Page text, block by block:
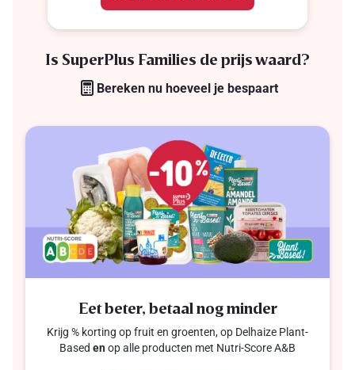
Is SuperPlus Families de prijs waard?
Bereken nu hoeveel je bespaart
Eet beter, betaal nog minder
Krijg % korting op fruit en groenten, op Delhaize Plant-
Based enop alle producten met Nutri-Score A&B